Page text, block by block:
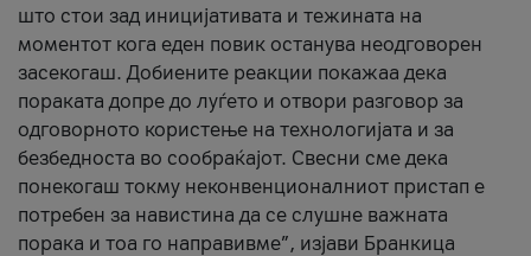
што стои зад иницијативата и тежината на
моментот кога еден повик останува неодговорен
засекогаш. Добиените реакции покажаа дека
пораката допре до луѓето и отвори разговор за
одговорното користење на технологијата и за
безбедноста во сообраќајот. Свесни сме дека
понекогаш токму неконвенционалниот пристап е
потребен за навистина да се слушне важната
порака и тоа го направивме”, изјави Бранкица